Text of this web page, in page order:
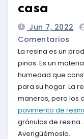
casa
Jun 7, 2022
Comentarios
La resina es un
pinos. Es un
humedad que
para su hogar. La
maneras, pero los
pavimento de
gránulos de
Averigüémoslo.